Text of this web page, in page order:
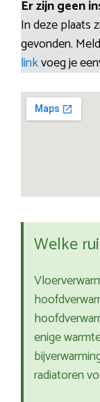
Er zijn geen
In deze plaats
gevonden.
linkvoeg je
Welke
enige
radiatoren